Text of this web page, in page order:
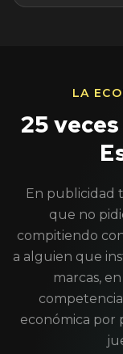
LA
25
En publicidad
que no
compitiendo
a alguien que
marcas,
económica por